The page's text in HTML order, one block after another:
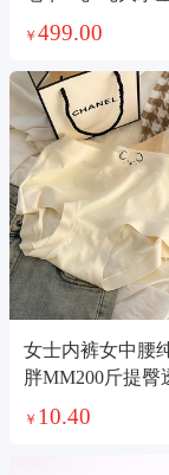
压装卸车现货直发
￥ 499.00
女士内裤女中腰
胖MM200斤提臀
日系可爱三角裤头
￥ 10.40